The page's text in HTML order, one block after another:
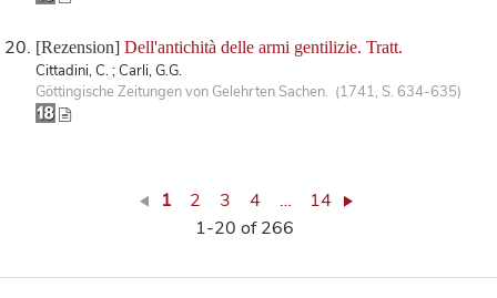
[Rezension] Dell'antichità delle armi gentilizie. Tratt.
Cittadini, C. ; Carli, G.G.
Göttingische Zeitungen von Gelehrten Sachen. (1741, S. 634-635)
1 2 3 4 …
14
1-20 of 266